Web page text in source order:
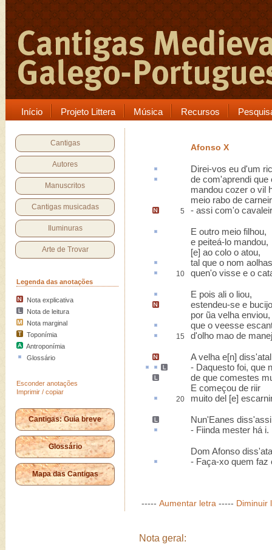
Início Projeto Littera Música Recursos
Cantigas
Autores
Manuscritos
Cantigas musicadas
Iluminuras
Arte de Trovar
Legenda das anotações
Nota explicativa
Nota de leitura
Nota marginal
Toponímia
Antroponímia
Glossário
Esconder anotações
Imprimir / copiar
Cantigas: Guia breve
Glossário
Mapa das Cantigas
Afonso X
Direi-vos eu d'um
de com'aprendi que
mandou cozer o vil
meio rabo de
5 - assi com'o
E outro meio filhou,
e peiteá-lo mandou,
[e] ao colo o atou,
tal que o nom
10 quen'o visse e o
E pois ali o liou,
estendeu-se e
por ũa velha enviou,
que o veesse
15 d'olho mao de
A velha e[n] diss'atal
- Daquesto foi, que
de que comestes
E começou de riir
20 muito del [e] escarnir
Nun'Eanes diss'assi
- Fiinda mester há i.
Dom Afonso
- Faça-xo quem
----- Aumentar letra ----- Diminuir
Nota geral: